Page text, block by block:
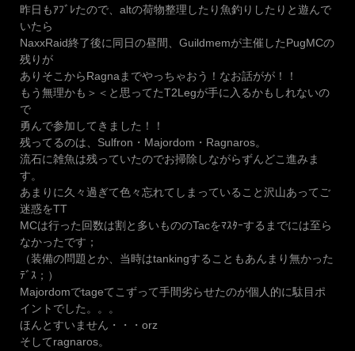
昨日もｱﾌﾞﾚたので、altの荷物整理したり魚釣りしたりと遊んで
いたら
NaxxRaid終了後に同日の昼間、Guildmemが主催したPugMCの
残りが
ありそこからRagnaまでやっちゃおう！なお話がが！！
もう無理かも＞＜と思ってたT2Legが手に入るかもしれないの
で
勇んで参加してきました！！
残ってるのは、Sulfron・Majordom・Ragnaros。
流石に雑魚は残っていたのでお掃除しながらずんどこ進みま
す。
あまりに久々過ぎて色々忘れてしまっていること沢山あってご
迷惑をTT
MCは行った回数は割と多いもののTacをﾏｽﾀｰするまでには至ら
なかったです；
（装備の問題とか、当時はtankingすることもあんまり無かった
ﾃﾞｽ；）
Majordomでtageてこずって手間劣らせたのが個人的に駄目ポ
イントでした。。。
ほんとすいません・・・orz
そしてragnaros。